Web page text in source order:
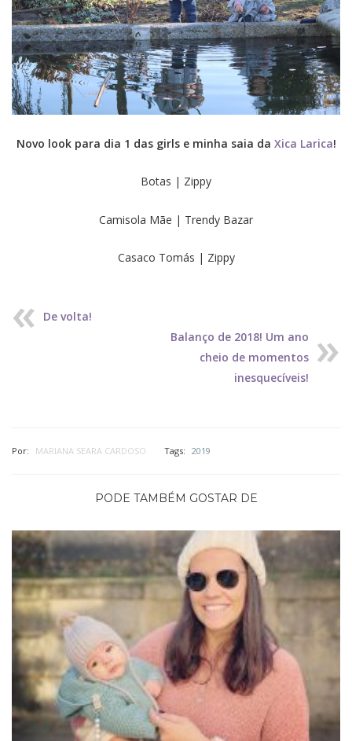
Novo look para dia 1 das girls e minha saia da Xica Larica!
Botas | Zippy
Camisola Mãe | Trendy Bazar
Casaco Tomás | Zippy
De volta!
Balanço de 2018! Um ano
cheio de momentos
inesquecíveis!
Por: MARIANA SEARA CARDOSO Tags: 2019
PODE TAMBÉM GOSTAR DE